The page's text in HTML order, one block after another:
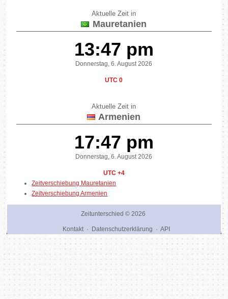
Aktuelle Zeit in
Mauretanien
13:47 pm
Donnerstag, 6. August 2026
UTC 0
Aktuelle Zeit in
Armenien
17:47 pm
Donnerstag, 6. August 2026
UTC +4
Zeitverschiebung Mauretanien
Zeitverschiebung Armenien
Zeitunterschied © 2026
Kontakt· Datenschutzerklärung · API